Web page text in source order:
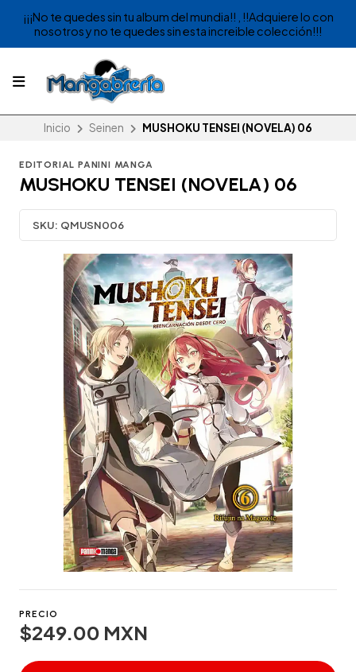
¡¡¡No te quedes sin tu album del mundia!! , !!Adquiere lo con
nosotros y no te quedes sin esta increible colección!!!
Inicio Seinen MUSHOKU TENSEI (NOVELA) 06
EDITORIAL PANINI MANGA
MUSHOKU TENSEI (NOVELA) 06
SKU: QMUSN006
PRECIO
$249.00 MXN